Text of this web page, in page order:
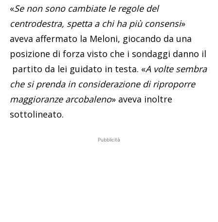
«Se non sono cambiate le regole del
centrodestra, spetta a chi ha più consensi»
aveva affermato la Meloni, giocando da una
posizione di forza visto che i sondaggi danno il
partito da lei guidato in testa. «A volte sembra
che si prenda in considerazione di riproporre
maggioranze arcobaleno» aveva inoltre
sottolineato.
Pubblicità